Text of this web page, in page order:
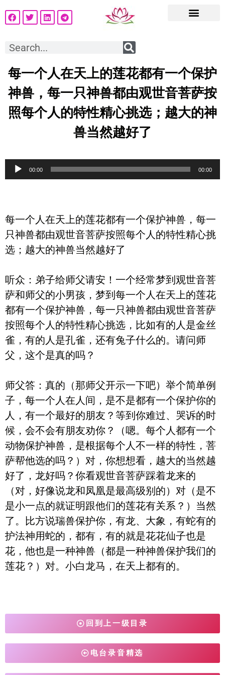
每一个人在天上的莲花都有一个保护
神兽，每一只神兽都由观世音菩萨按
照每个人的特性精心挑选；越大的神
兽当然越好了
频
器
00:00 00:00
每一个人在天上的莲花都有一个保护神兽，每一
只神兽都由观世音菩萨按照每个人的特性精心挑
选；越大的神兽当然越好了
听众：弟子给师父请安！一个经常梦到观世音菩
萨和师父的小男孩，梦到每一个人在天上的莲花
都有一个保护神兽，每一只神兽都由观世音菩萨
按照每个人的特性精心挑选，比如有的人是金丝
雀，有的人是孔雀，还有兔子什么的。请问师
父，这个是真的吗？
师父答：真的（那师父开示一下吧）举个简单例
子，每一个人在人间，是不是都有一个保护你的
人，有一个最好的朋友？等到你难过、哭诉的时
候，会不会有朋友劝你？（嗯。每个人都有一个
动物保护神兽，是根据每个人不一样的特性，菩
萨帮他选的吗？）对，你想想看，越大的当然越
好了，龙好吗？你看观世音菩萨踩着龙来的
（对，好像说龙和凤凰是最高级别的）对（是不
是小一点的就证明跟他们的莲花有关系？）当然
了。比方说瑞兽保护你，有龙、大象，有蛇有的
护法神用蛇的，都有，有的就是花花仙子也是
花，他也是一种神兽（都是一种神兽保护我们的
莲花？）对。小白龙马，在天上都有的。
回到上一级目录
电台录音精选